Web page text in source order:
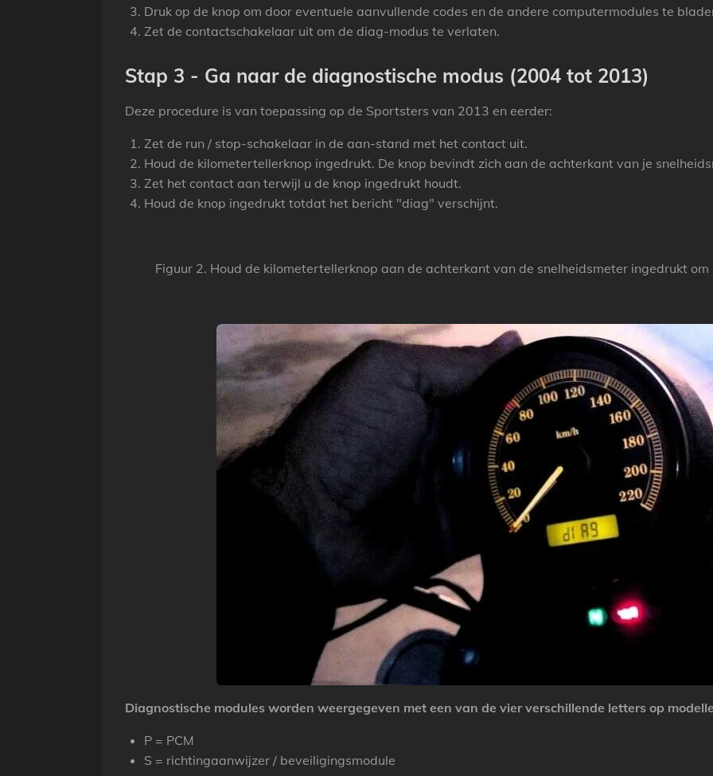
Druk op de knop om door eventuele aanvullende codes en de andere computermodules te
Zet de contactschakelaar uit om de diag-modus te verlaten.
Stap 3 - Ga naar de diagnostische modus (2004 tot 2013)
Deze procedure is van toepassing op de Sportsters van 2013 en eerder:
Zet de run / stop-schakelaar in de aan-stand met het contact uit.
Houd de kilometertellerknop ingedrukt. De knop bevindt zich aan de achterkant van je
Zet het contact aan terwijl u de knop ingedrukt houdt.
Houd de knop ingedrukt totdat het bericht "diag" verschijnt.
Figuur 2. Houd de kilometertellerknop aan de achterkant van de snelheidsmeter ingedrukt
Diagnostische modules worden weergegeven met een van de vier verschillende letters op
P = PCM
S = richtingaanwijzer / beveiligingsmodule